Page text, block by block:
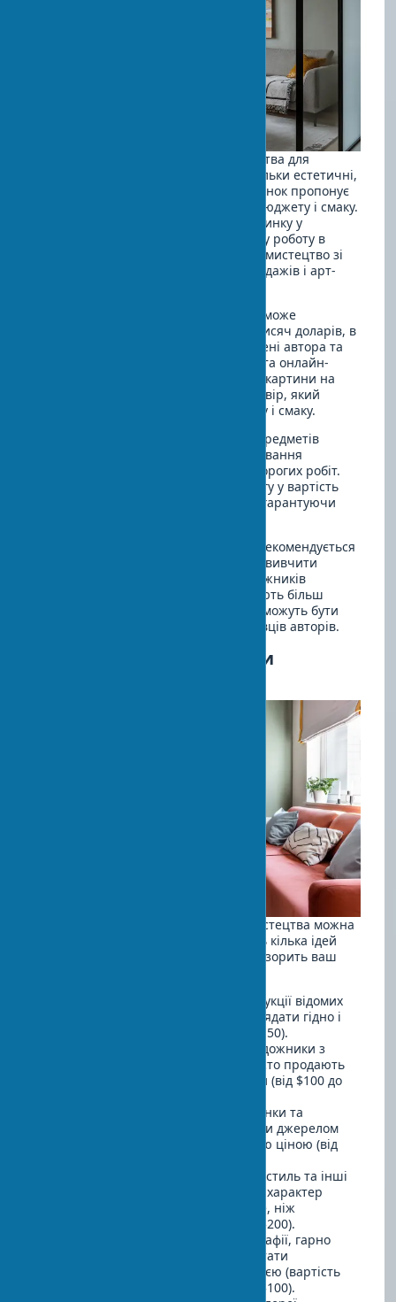
Вирішуючи купити предмети мистецтва для
інтер'єру, важливо враховувати не тільки естетичні,
але й практичні аспекти. Сьогодні ринок пропонує
безліч можливостей для будь-якого бюджету і смаку.
Ви можете замовити картину для будинку у
молодого художника, придбати готову роботу в
галереї або навіть знайти інтер'єрне мистецтво зі
знижкою під час спеціальних розпродажів і арт-
Вартість скульптури в інтер'єр (ціна) може
варіюватися від кількох десятків до тисяч доларів, в
залежності від матеріалу, розміру, імені автора та
унікальності роботи. Багато галерей та онлайн-
платформ пропонують дизайнерські картини на
замовлення, що дозволяє отримати твір, який
ідеально відповідає вашому простору і смаку.
Зверніть увагу на послуги доставки предметів
мистецтва — професійне транспортування
особливо важливе для крихких або дорогих робіт.
Багато галерей включають цю послугу у вартість
або пропонують за додаткову плату, гарантуючи
При виборі мистецтва як інвестиції рекомендується
проконсультуватися з експертами та вивчити
тенденції ринку. Роботи відомих художників
інтер'єрного мистецтва зазвичай мають більш
стабільну інвестиційну цінність, але можуть бути
значно дорожчими за твори початківців авторів.
Бюджетні способи додати
Прикрасити будинок предметами мистецтва можна
навіть при обмеженому бюджеті. Ось кілька ідей
для стильного арт-декору, який не розорить ваш
— якісні репродукції відомих
робіт у гарних рамах можуть виглядати гідно і
коштувати недорого (від $30 до $150).
— молоді художники з
художніх навчальних закладів часто продають
свої роботи за доступними цінами (від $100 до
— блошині ринки та
антикварні магазини можуть стати джерелом
унікальних предметів за розумною ціною (від
— кераміка, текстиль та інші
предмети ручної роботи додають характер
інтер'єру і часто коштують менше, ніж
галерейне мистецтво (від $25 до $200).
— ваші власні фотографії, гарно
оформлені і згруповані, можуть стати
персональною художньою галереєю (вартість
якісного друку і рамки від $15 до $100).